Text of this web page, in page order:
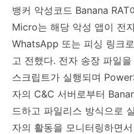
뱅커 악성코드 Banana RAT
Micro는 해당 악성 앱이 전
WhatsApp 또는 피싱 링크
고 전했다. 전자 송장 파일
스크립트가 실행되며
자의 C&C 서버로부터
드하고 파일리스 방식으로
자의 활동을 모니터링하면